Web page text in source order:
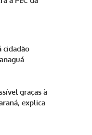
cidadão
graças à
explica